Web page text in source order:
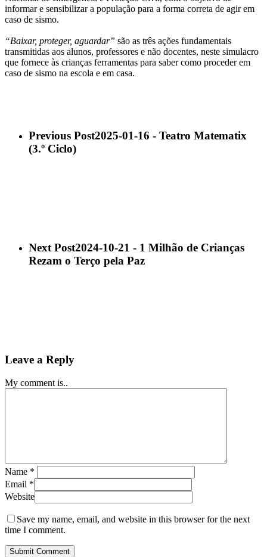
informar e sensibilizar a população para a forma correta de agir em
caso de sismo.
“Baixar, proteger, aguardar” são as três ações fundamentais
transmitidas aos alunos, professores e não docentes, neste simulacro
que fornece às crianças ferramentas para saber como proceder em
caso de sismo na escola e em casa.
Previous Post2025-01-16 - Teatro Matematix
(3.º Ciclo)
Next Post2024-10-21 - 1 Milhão de Crianças
Rezam o Terço pela Paz
Leave a Reply
My comment is..
Name *
Email *
Website
Save my name, email, and website in this browser for the next
time I comment.